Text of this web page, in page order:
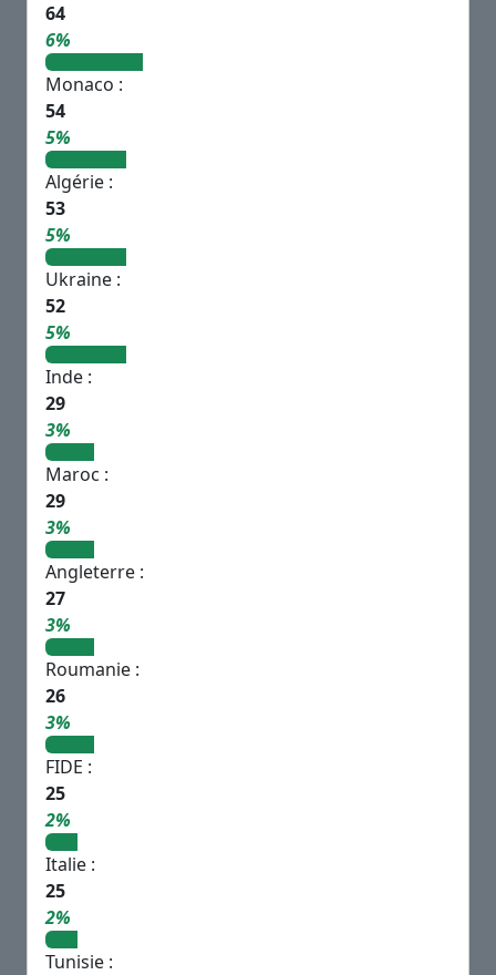
64
6%
Monaco :
54
5%
Algérie :
53
5%
Ukraine :
52
5%
Inde :
29
3%
Maroc :
29
3%
Angleterre :
27
3%
Roumanie :
26
3%
FIDE :
25
2%
Italie :
25
2%
Tunisie :